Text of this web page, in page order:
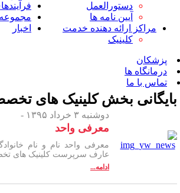
نامه ها
دهنده خدمت
فرآیندهای کاری
مجموعه تصاویر
اخبار
بخشکلینیک های تخصصی
معرفی واحد
معرفی واحد نام و نام خانوادگی سمت
عارف سرپرست کلینیک های تخصصی و فوق